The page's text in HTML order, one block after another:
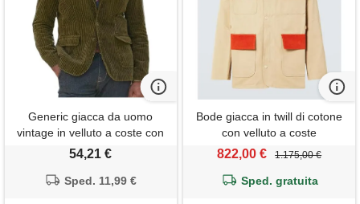
Generic giacca da uomo
vintage in velluto a coste con
risvolto, blazer invernale
risvolto in cord, giacca con
54,21 €
Sped. 11,99 €
Bode giacca in twill di cotone
con velluto a coste
822,00 € 1.175,00 €
Sped. gratuita